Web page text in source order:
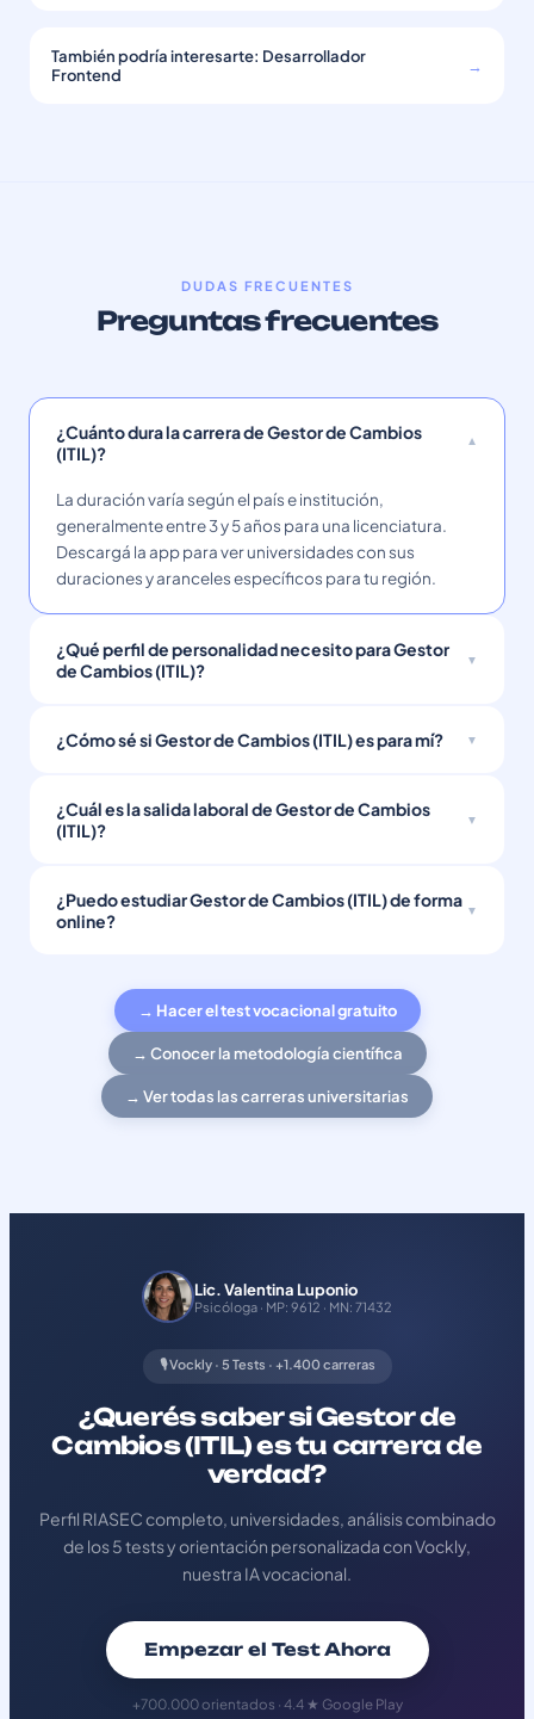
También podría interesarte: Desarrollador
Frontend
→
DUDAS FRECUENTES
Preguntas frecuentes
¿Cuánto dura la carrera de Gestor de Cambios
(ITIL)?
La duración varía según el país e institución,
generalmente entre 3 y 5 años para una licenciatura.
Descargá la app para ver universidades con sus
duraciones y aranceles específicos para tu región.
¿Qué perfil de personalidad necesito para Gestor
de Cambios (ITIL)?
¿Cómo sé si Gestor de Cambios (ITIL) es para mí?
¿Cuál es la salida laboral de Gestor de Cambios
(ITIL)?
¿Puedo estudiar Gestor de Cambios (ITIL) de forma
online?
→ Hacer el test vocacional gratuito
→ Conocer la metodología científica
→ Ver todas las carreras universitarias
Lic. Valentina Luponio
Psicóloga · MP: 9612 · MN: 71432
🎙️ Vockly · 5 Tests · +1.400 carreras
¿Querés saber si Gestor de
Cambios (ITIL) es tu carrera de
verdad?
Perfil RIASEC completo, universidades, análisis combinado
de los 5 tests y orientación personalizada con Vockly,
nuestra IA vocacional.
Empezar el Test Ahora
+700.000 orientados · 4.4 ★ Google Play